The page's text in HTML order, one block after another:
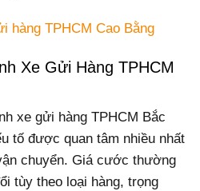
hàng TPHCM Cao Bằng
Xe Gửi Hàng TPHCM
xe gửi hàng TPHCM Bắc
tố được quan tâm nhiều nhất
chuyển. Giá cước thường
tùy theo loại hàng, trọng